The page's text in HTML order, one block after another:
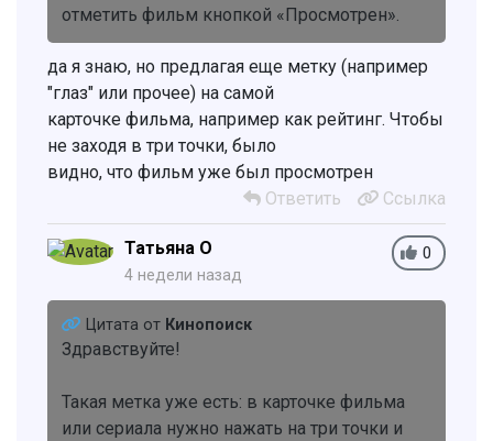
отметить фильм кнопкой «Просмотрен».
да я знаю, но предлагая еще метку (например
"глаз" или прочее) на самой
карточке фильма, например как рейтинг. Чтобы
не заходя в три точки, было
видно, что фильм уже был просмотрен
Ответить
Ссылка
0
Татьяна О
4 недели назад
Цитата от Кинопоиск
Здравствуйте!
Такая метка уже есть: в карточке фильма
или сериала нужно нажать на три точки и